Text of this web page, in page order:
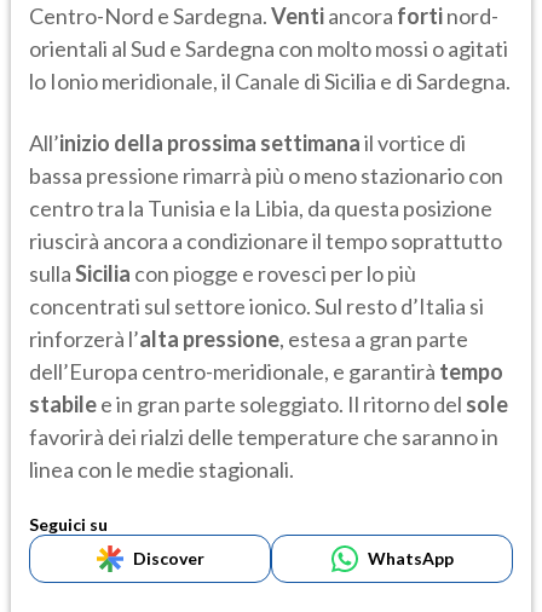
Centro-Nord e Sardegna.Ventiancora fortinord-
orientali al Sud e Sardegna con molto mossi o agitati
lo Ionio meridionale, il Canale di Sicilia e di Sardegna.
All’inizio della prossima settimanail vortice di
bassa pressione rimarrà più o meno stazionario con
centro tra la Tunisia e la Libia, da questa posizione
riuscirà ancora a condizionare il tempo soprattutto
sullaSicilia con piogge e rovesci per lo più
concentrati sul settore ionico. Sul resto d’Italia si
rinforzerà l’alta pressione, estesa a gran parte
dell’Europa centro-meridionale, e garantirà tempo
stabilee in gran parte soleggiato. Il ritorno del sole
favorirà dei rialzi delle temperature che saranno in
linea con le medie stagionali.
Seguici su
Discover
WhatsApp